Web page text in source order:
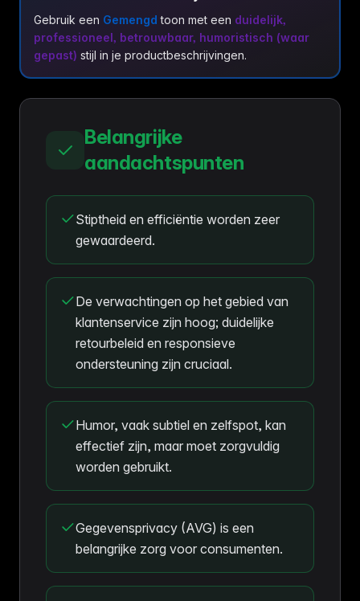
Gebruik een Gemengd toon met een duidelijk,
professioneel, betrouwbaar, humoristisch (waar
gepast) stijl in je productbeschrijvingen.
Belangrijke
aandachtspunten
Stiptheid en efficiëntie worden zeer
gewaardeerd.
De verwachtingen op het gebied van
klantenservice zijn hoog; duidelijke
retourbeleid en responsieve
ondersteuning zijn cruciaal.
Humor, vaak subtiel en zelfspot, kan
effectief zijn, maar moet zorgvuldig
worden gebruikt.
Gegevensprivacy (AVG) is een
belangrijke zorg voor consumenten.